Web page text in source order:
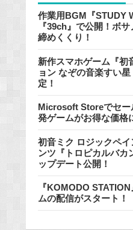
作業用BGM『STUDY
『39ch』で公開！ボ
締めくくり！
新作スマホゲーム『初
ョン なぞの音楽すい
定！
Microsoft Storeでセー
発ゲームがお得な価格
初音ミク ロジックペ
ンツ『トロピカルバカ
ップデート公開！
『KOMODO
ムの配信がスタート！